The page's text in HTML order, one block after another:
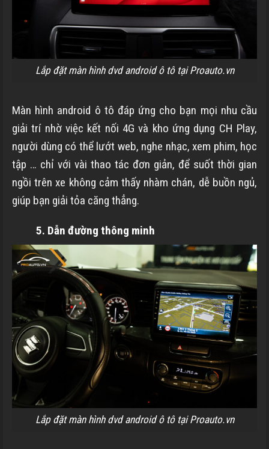
Lắp đặt màn hình dvd android ô tô tại Proauto.vn
Màn hình android ô tô đáp ứng cho bạn mọi nhu cầu
giải trí nhờ việc kết nối 4G và kho ứng dụng CH Play,
người dùng có thể lướt web, nghe nhạc, xem phim, học
tập … chỉ với vài thao tác đơn giản, để suốt thời gian
ngồi trên xe không cảm thấy nhàm chán, dễ buồn ngủ,
giúp bạn giải tỏa căng thẳng.
5. Dẫn đường thông minh
Lắp đặt màn hình dvd android ô tô tại Proauto.vn